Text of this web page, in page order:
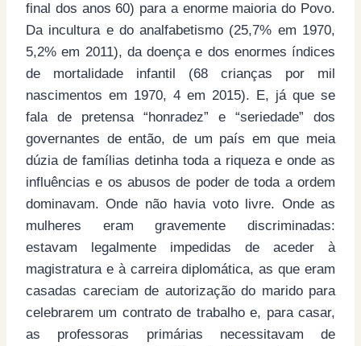
final dos anos 60) para a enorme maioria do Povo.
Da incultura e do analfabetismo (25,7% em 1970,
5,2% em 2011), da doença e dos enormes índices
de mortalidade infantil (68 crianças por mil
nascimentos em 1970, 4 em 2015). E, já que se
fala de pretensa “honradez” e “seriedade” dos
governantes de então, de um país em que meia
dúzia de famílias detinha toda a riqueza e onde as
influências e os abusos de poder de toda a ordem
dominavam. Onde não havia voto livre. Onde as
mulheres eram gravemente discriminadas:
estavam legalmente impedidas de aceder à
magistratura e à carreira diplomática, as que eram
casadas careciam de autorização do marido para
celebrarem um contrato de trabalho e, para casar,
as professoras primárias necessitavam de